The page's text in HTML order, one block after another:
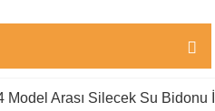
Arası Silecek Su Bidonu